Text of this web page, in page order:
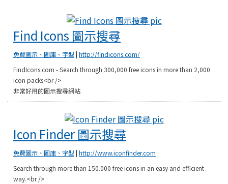
Find Icons 圖示
Find Icons 圖示搜尋
免費圖示、圖庫、字型 | http://findicons.com/
FindIcons.com - Search through 300,000 free icons in more than 2,000
icon packs<br />
非常好用的圖示搜尋網站
Icon Finder 圖示
Icon Finder 圖示搜尋
免費圖示、圖庫、字型 | http://www.iconfinder.com
Search through more than 150.000 free icons in an easy and efficient
way.<br />